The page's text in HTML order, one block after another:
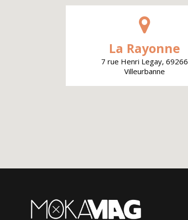
La Rayonne
7 rue Henri Legay, 69266
Villeurbanne